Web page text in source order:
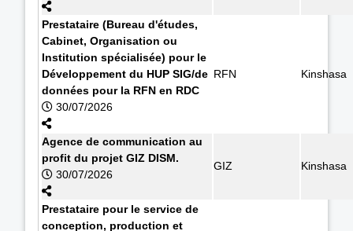
Prestataire (Bureau d'études,
Cabinet, Organisation ou
Institution spécialisée) pour le
Développement du HUP SIG/de
données pour la RFN en RDC
30/07/2026
RFN Kinshasa
Agence de communication au
profit du projet GIZ DISM.
30/07/2026
GIZ Kinshasa
Prestataire pour le service de
conception, production et